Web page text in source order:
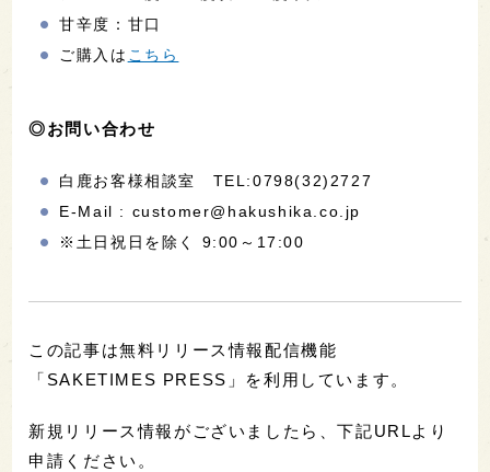
甘辛度：甘口
ご購入は こちら
◎お問い合わせ
白鹿お客様相談室 TEL:0798(32)2727
E-Mail : customer@hakushika.co.jp
※土日祝日を除く 9:00～17:00
この記事は無料リリース情報配信機能
「SAKETIMES PRESS」を利用しています。
新規リリース情報がございましたら、下記URLより
申請ください。